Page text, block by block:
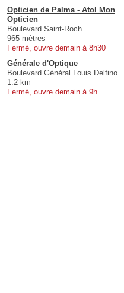
Opticien de Palma - Atol Mon
Opticien
Boulevard Saint-Roch
965 mètres
Fermé, ouvre demain à 8h30
Générale d'Optique
Boulevard Général Louis Delfino
1.2 km
Fermé, ouvre demain à 9h